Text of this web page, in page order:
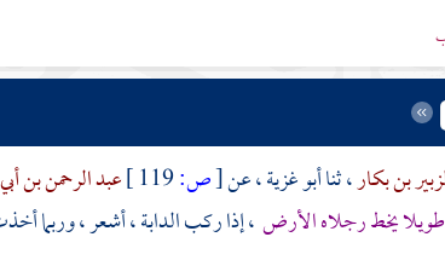
بن بكار، ثناأبو غزية، عن[ص: عبد الرحمن بن
يخط رجلاه الأرض، إذا ركب الدابة ، أشعر ، وربما